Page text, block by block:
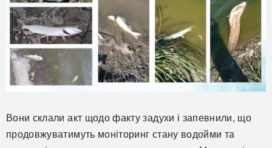
Вони склали акт щодо факту задухи і запевнили, що
продовжуватимуть моніторинг стану водойми та